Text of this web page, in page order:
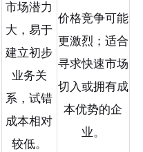
市场潜力
大，易于
建立初步
业务关
系，试错
成本相对
较低。
价格竞争可能
更激烈；适合
寻求快速市场
切入或拥有成
本优势的企
业。